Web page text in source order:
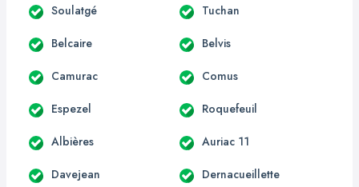
Soulatgé Tuchan
Belcaire Belvis
Camurac Comus
Espezel Roquefeuil
Albières Auriac 11
Davejean Dernacueillette